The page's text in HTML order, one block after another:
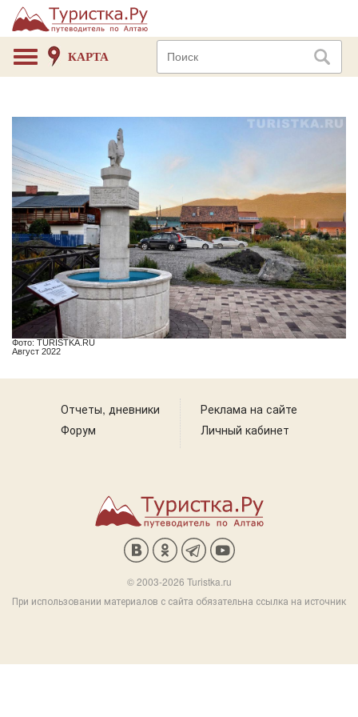
КАРТА
Фото: TURISTKA.RU
Август 2022
Отчеты, дневники
Форум
Реклама на сайте
Личный кабинет
© 2003-2026 Turistka.ru
При использовании материалов с сайта обязательна ссылка на источник